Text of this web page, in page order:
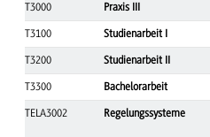
T3000 Praxis III
T3100 Studienarbeit I
T3200 Studienarbeit II
T3300 Bachelorarbeit
TELA3002 Regelungssysteme